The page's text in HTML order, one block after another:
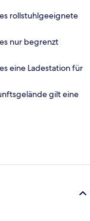
rollstuhlgeeignete
nur begrenzt
eine Ladestation für
gilt eine